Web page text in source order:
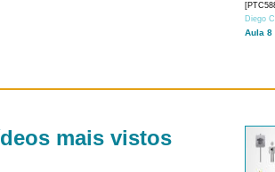
Diego
Aula 8
mais vistos